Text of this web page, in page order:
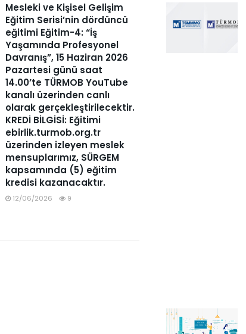
Mesleki ve Kişisel Gelişim
Eğitim Serisi’nin dördüncü
eğitimi Eğitim-4: “İş
Yaşamında Profesyonel
Davranış”, 15 Haziran 2026
Pazartesi günü saat
14.00’te TÜRMOB YouTube
kanalı üzerinden canlı
olarak gerçekleştirilecektir.
KREDİ BİLGİSİ: Eğitimi
ebirlik.turmob.org.tr
üzerinden izleyen meslek
mensuplarımız, SÜRGEM
kapsamında (5) eğitim
kredisi kazanacaktır.
12/06/2026 9